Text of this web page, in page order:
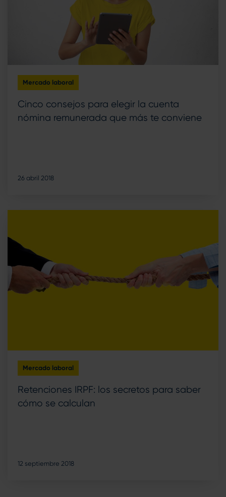
Mercado laboral
Cinco consejos para elegir la cuenta
nómina remunerada que más te conviene
26 abril 2018
Mercado laboral
Retenciones IRPF: los secretos para saber
cómo se calculan
12 septiembre 2018